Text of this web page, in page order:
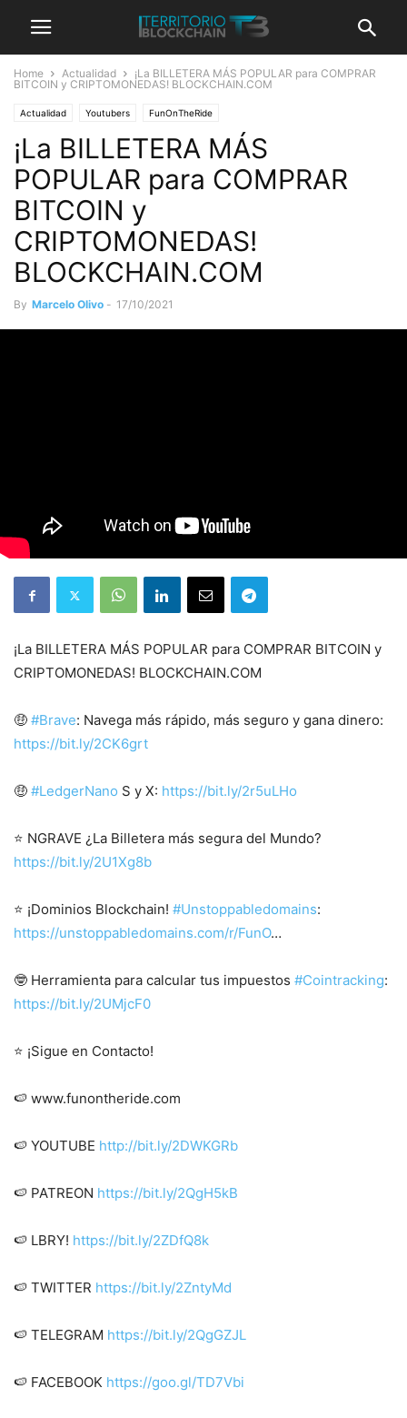
Home Actualidad
¡La BILLETERA MÁS POPULAR para COMPRAR
BITCOIN y CRIPTOMONEDAS! BLOCKCHAIN.COM
Actualidad Youtubers FunOnTheRide
¡La BILLETERA MÁS
POPULAR para COMPRAR
BITCOIN y
CRIPTOMONEDAS!
BLOCKCHAIN.COM
By Marcelo Olivo - 17/10/2021
¡La BILLETERA MÁS POPULAR para COMPRAR BITCOIN y
CRIPTOMONEDAS! BLOCKCHAIN.COM
🤑 #Brave: Navega más rápido, más seguro y gana dinero:
https://bit.ly/2CK6grt
🤑 #LedgerNano S y X: https://bit.ly/2r5uLHo
⭐ NGRAVE ¿La Billetera más segura del Mundo?
https://bit.ly/2U1Xg8b
⭐ ¡Dominios Blockchain! #Unstoppabledomains:
https://unstoppabledomains.com/r/FunO…
🤓 Herramienta para calcular tus impuestos #Cointracking:
https://bit.ly/2UMjcF0
⭐ ¡Sigue en Contacto!
🍉 www.funontheride.com
🍉 YOUTUBE http://bit.ly/2DWKGRb
🍉 PATREON https://bit.ly/2QgH5kB
🍉 LBRY! https://bit.ly/2ZDfQ8k
🍉 TWITTER https://bit.ly/2ZntyMd
🍉 TELEGRAM https://bit.ly/2QgGZJL
🍉 FACEBOOK https://goo.gl/TD7Vbi